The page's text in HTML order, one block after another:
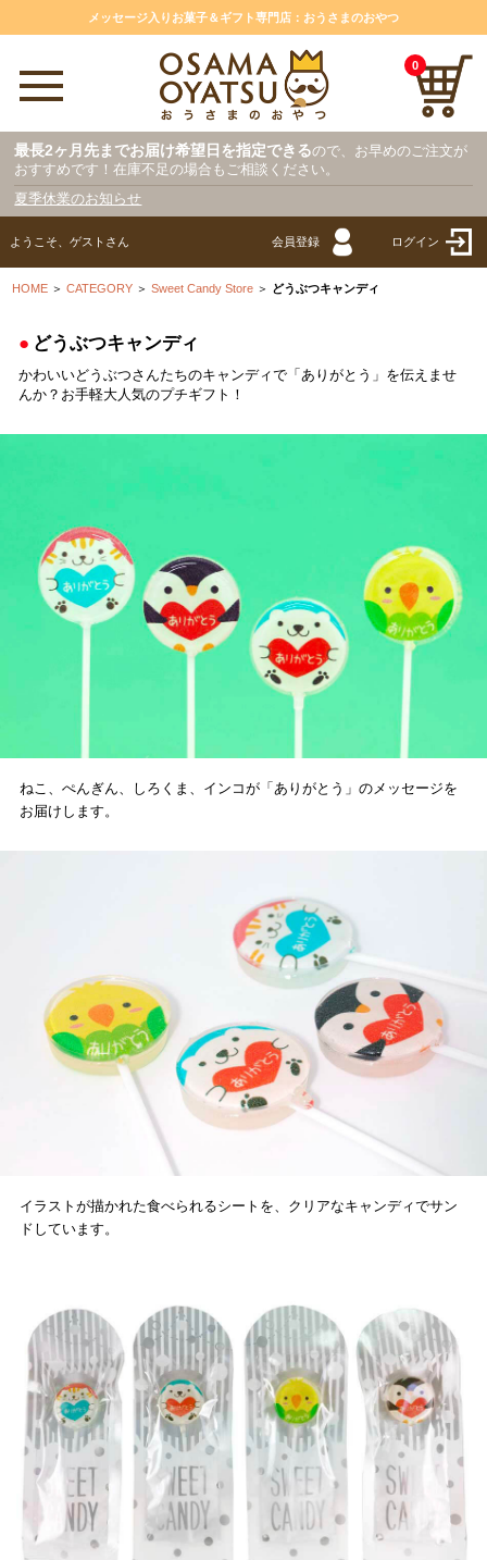
メッセージ入りお菓子＆ギフト専門店：おうさまのおやつ
0
最長2ヶ月先までお届け希望日を指定できるので、お早めのご注文が
おすすめです！在庫不足の場合もご相談ください。
夏季休業のお知らせ
ようこそ、ゲストさん 会員登録 ログイン
HOME ＞CATEGORY ＞Sweet Candy Store ＞ どうぶつキャンディ
● どうぶつキャンディ
かわいいどうぶつさんたちのキャンディで「ありがとう」を伝えませ
んか？お手軽大人気のプチギフト！
ねこ、ぺんぎん、しろくま、インコが「ありがとう」のメッセージを
お届けします。
イラストが描かれた食べられるシートを、クリアなキャンディでサン
ドしています。